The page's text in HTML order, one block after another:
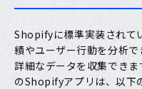
Shopifyに標準実装されて
績やユーザー行動を分析
詳細なデータを収集でき
のShopifyアプリは、以下